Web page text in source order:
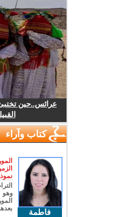
عرائس..حين تختبئ
كتاب وآراء
فاطمة
وهو